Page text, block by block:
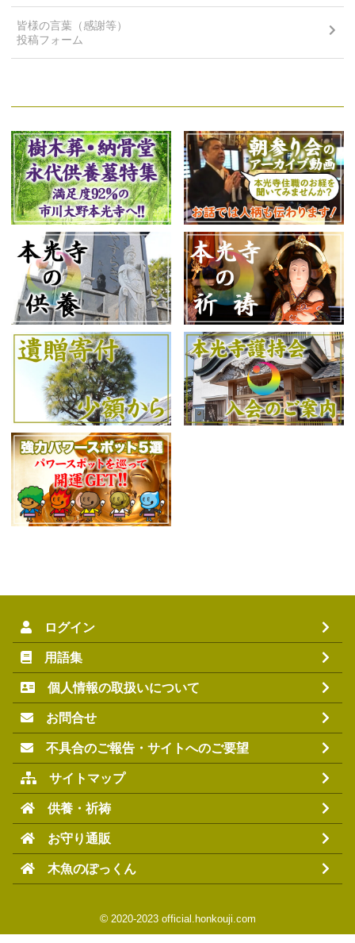
皆様の言葉（感謝等）
投稿フォーム
ログイン
用語集
個人情報の取扱いについて
お問合せ
不具合のご報告・サイトへのご要望
サイトマップ
供養・祈祷
お守り通販
木魚のぽっくん
©2020-2023 official.honkouji.com